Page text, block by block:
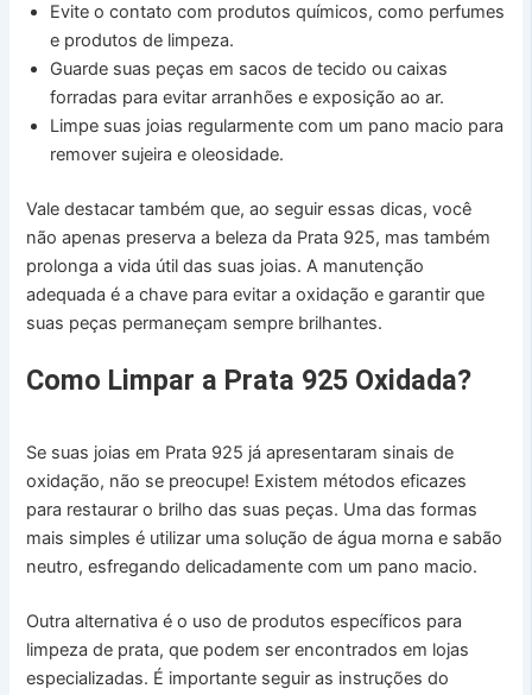
Evite o contato com produtos químicos, como perfumes
e produtos de limpeza.
Guarde suas peças em sacos de tecido ou caixas
forradas para evitar arranhões e exposição ao ar.
Limpe suas joias regularmente com um pano macio para
remover sujeira e oleosidade.
Vale destacar também que, ao seguir essas dicas, você
não apenas preserva a beleza da Prata 925, mas também
prolonga a vida útil das suas joias. A manutenção
adequada é a chave para evitar a oxidação e garantir que
suas peças permaneçam sempre brilhantes.
Como Limpar a Prata 925 Oxidada?
Se suas joias em Prata 925 já apresentaram sinais de
oxidação, não se preocupe! Existem métodos eficazes
para restaurar o brilho das suas peças. Uma das formas
mais simples é utilizar uma solução de água morna e sabão
neutro, esfregando delicadamente com um pano macio.
Outra alternativa é o uso de produtos específicos para
limpeza de prata, que podem ser encontrados em lojas
especializadas. É importante seguir as instruções do